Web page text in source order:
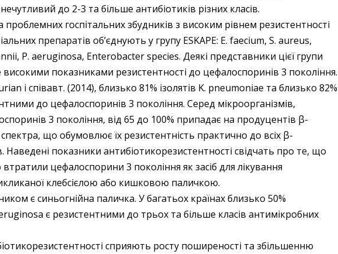
до 2-3 та більше антибіотиків різних класів.
госпітальних збудників з високим рівнем резистентності
препаратів об’єднують у групу ESKAPE: E. faecium, S. aureus,
P. aeruginosa, Enterobacter species. Деякі представники цієї групи
показниками резистентності до цефалоспоринів 3 покоління.
і співавт. (2014), близько 81% ізолятів K. рneumoniae та близько 82%
до цефалоспоринів 3 покоління. Cеред мікроорганізмів,
3 покоління, від 65 до 100% припадає на продуцентів β-
що обумовлює їх резистентність практично до всіх β-
Наведені показники антибіотикорезистентності свідчать про те, що
цефалоспорини 3 покоління як засіб для лікування
клебсієлою або кишковою паличкою.
є синьогнійна паличка. У багатьох країнах близько 50%
є резистентними до трьох та більше класів антимікробних
сприяють росту поширеності та збільшенню